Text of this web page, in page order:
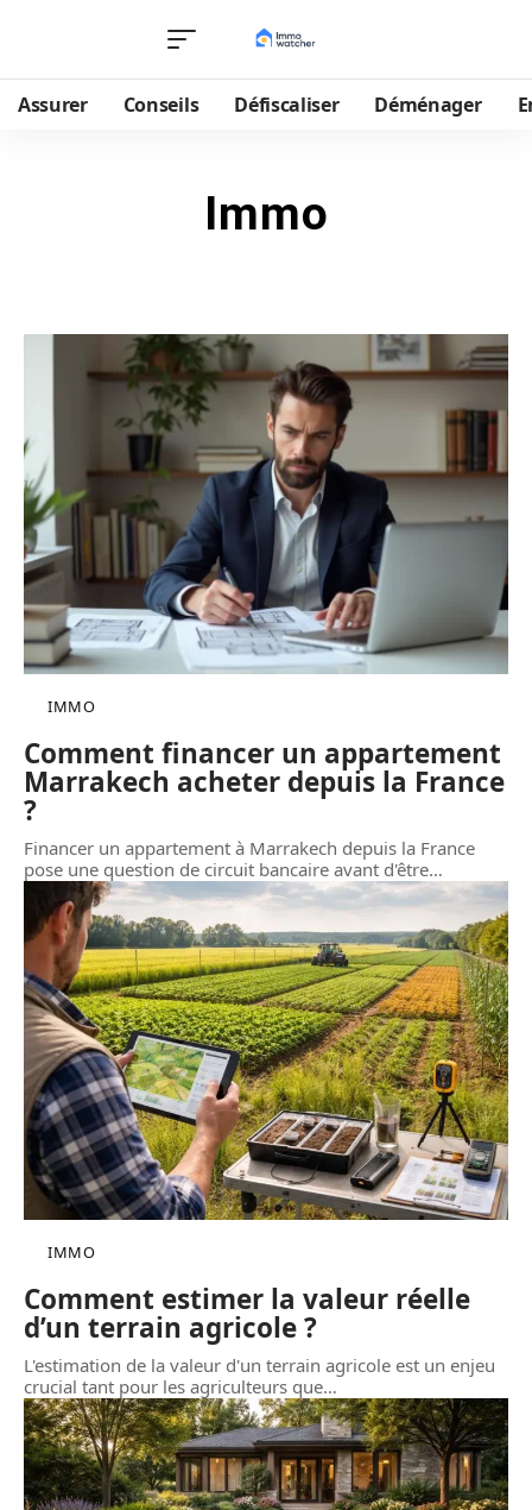
Assurer Conseils Défiscaliser Déménager
Immo
IMMO
Comment financer un appartement
Marrakech acheter depuis la France
?
Financer un appartement à Marrakech depuis la France
pose une question de circuit bancaire avant d'être…
IMMO
Comment estimer la valeur réelle
d’un terrain agricole ?
L'estimation de la valeur d'un terrain agricole est un enjeu
crucial tant pour les agriculteurs que…